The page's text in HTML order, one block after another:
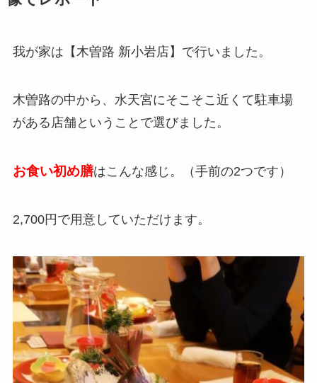
我が家は【木曽路 新小岩店】で行いました。
木曽路の中から、水天宮にそこそこ近くて駐車場
がある店舗ということで選びました。
お食い初め膳はこんな感じ。（手前の2つです）
2,700円で用意していただけます。